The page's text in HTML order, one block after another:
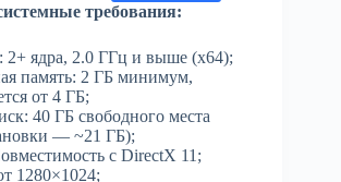
требования:
2+ ядра, 2.0 ГГц и выше (x64);
память: 2 ГБ минимум,
от 4 ГБ;
40 ГБ свободного места
— ~21 ГБ);
с DirectX 11;
1280×1024;